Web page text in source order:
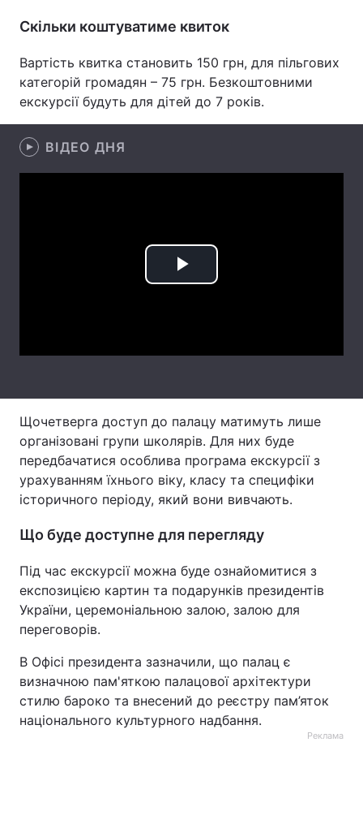
Цікавинки Погода
Екологія Регіони
Лонгріди
Відео з Youtube
Тема оформлення
Скільки коштуватиме квиток
Вартість квитка становить 150 грн, для пільгових
категорій громадян – 75 грн. Безкоштовними
екскурсії будуть для дітей до 7 років.
ВІДЕО ДНЯ
Play
Щочетверга доступ до палацу матимуть лише
організовані групи школярів. Для них буде
передбачатися особлива програма екскурсії з
урахуванням їхнього віку, класу та специфіки
історичного періоду, який вони вивчають.
Що буде доступне для перегляду
Під час екскурсії можна буде ознайомитися з
експозицією картин та подарунків президентів
України, церемоніальною залою, залою для
переговорів.
В Офісі президента зазначили, що палац є
визначною пам'яткою палацової архітектури
стилю бароко та внесений до реєстру пам’яток
національного культурного надбання.
Реклама